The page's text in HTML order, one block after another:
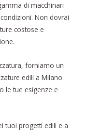
di macchinari
Non dovrai
costose e
forniamo un
edili a Milano
le tue esigenze e
tuoi progetti edili e a